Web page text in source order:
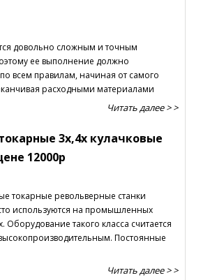
довольно сложным и точным
ее выполнение должно
всем правилам, начиная от самого
расходными материалами
Читать далее > >
3х,4х кулачковые
12000р
токарные револьверные станки
используются на промышленных
Оборудование такого класса считается
Постоянные
Читать далее > >